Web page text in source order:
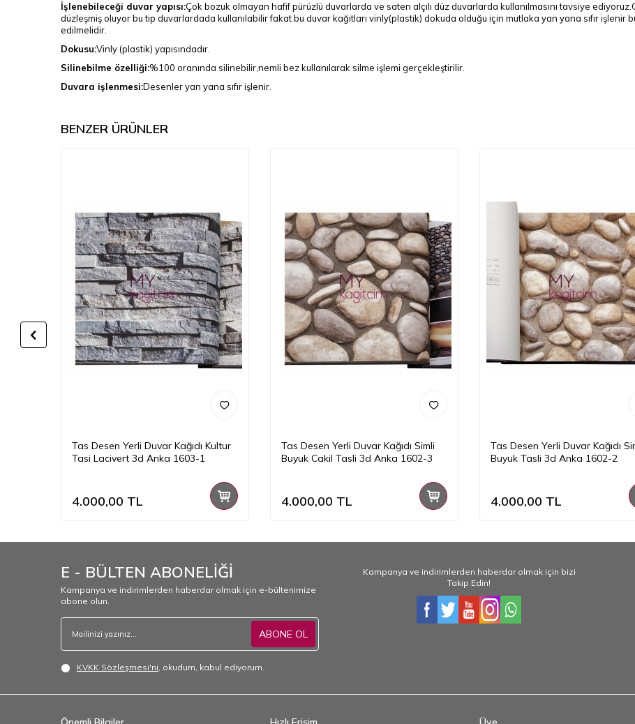
İşlenebileceği duvar yapısı:Çok bozuk olmayan hafif pürüzlü duvarlarda ve saten alçılı düz duvarlarda kullanılmasını tavsiye
düzleşmiş oluyor bu tip duvarlardada kullanılabilir fakat bu duvar kağıtları vinly(plastik) dokuda olduğu için mutlaka yan yana sıfır işlenir
edilmelidir.
Dokusu:Vinly (plastik) yapısındadır.
Silinebilme özelliği:%100 oranında silinebilir,nemli bez kullanılarak silme işlemi gerçekleştirilir.
Duvara işlenmesi:Desenler yan yana sıfır işlenir.
BENZER ÜRÜNLER
Tas Desen Yerli Duvar Kağıdı Kultur
Tasi Lacivert 3d Anka 1603-1
4.000,00 TL
Tas Desen Yerli Duvar Kağıdı Simli
Buyuk Cakil Tasli 3d Anka 1602-3
4.000,00 TL
Tas Desen Yerli Duvar Kağıdı
Buyuk Tasli 3d Anka 1602-2
4.000,00 TL
E - BÜLTEN ABONELİĞİ
Kampanya ve indirimlerden haberdar olmak için e-bültenimize
abone olun.
ABONE OL
KVKK Sözleşmesi'ni, okudum, kabul ediyorum.
Kampanya ve indirimlerden haberdar olmak için bizi
Takip Edin!